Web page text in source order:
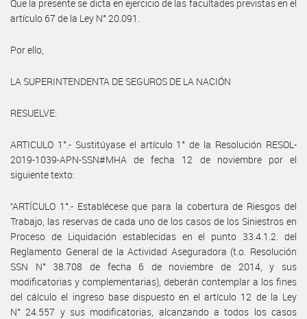
Que la presente se dicta en ejercicio de las facultades previstas en el
artículo 67 de la Ley N° 20.091.
Por ello,
LA SUPERINTENDENTA DE SEGUROS DE LA NACIÓN
RESUELVE:
ARTICULO 1°.- Sustitúyase el artículo 1° de la Resolución RESOL-
2019-1039-APN-SSN#MHA de fecha 12 de noviembre por el
siguiente texto:
“ARTÍCULO 1°.- Establécese que para la cobertura de Riesgos del
Trabajo, las reservas de cada uno de los casos de los Siniestros en
Proceso de Liquidación establecidas en el punto 33.4.1.2. del
Reglamento General de la Actividad Aseguradora (t.o. Resolución
SSN N° 38.708 de fecha 6 de noviembre de 2014, y sus
modificatorias y complementarias), deberán contemplar a los fines
del cálculo el ingreso base dispuesto en el artículo 12 de la Ley
N° 24.557 y sus modificatorias, alcanzando a todos los casos